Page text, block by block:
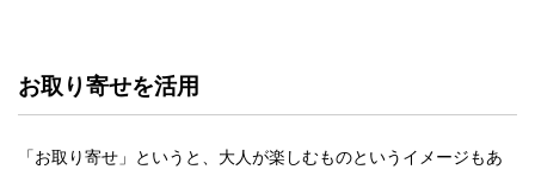
お取り寄せを活用
「お取り寄せ」というと、大人が楽しむものというイメージもあ